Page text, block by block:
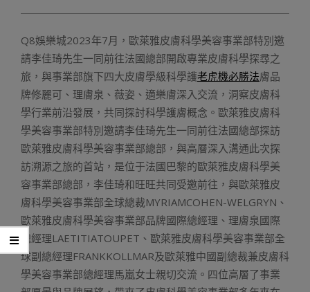
Q8娛樂城2023年7月，歐萊雅皮膚科學美容事業部特別邀
請李佳琦先生一同前往法國總部開啟專業皮膚科學探尋之
旅，與事業部旗下四大皮膚學級科學護老虎機必勝法膚品
牌修麗可、理膚泉、薇姿、適樂膚深入交流，洞察皮膚科
學行業前沿發展，共同探討科學護膚概念。歐萊雅皮膚科
學美容事業部特別邀請李佳琦先生一同前往法國總部探訪
歐萊雅皮膚科學美容事業部總部，與高層深入溝通此次探
訪溯源之旅的首站，是位于法國巴黎的歐萊雅皮膚科學美
容事業部總部，李佳琦和旺旺共同受邀前往，與歐萊雅皮
膚科學美容事業部全球總裁MYRIAMCOHEN-WELGRYN、
歐萊雅皮膚科學美容事業部品牌國際總經理、理膚泉國際
總經理LAETITIATOUPET、歐萊雅皮膚科學美容事業部全
球副總經理FRANKKOLLMAR及歐萊雅中國副總裁兼皮膚科
學美容事業部總經理馬嵐女士親切交流。四位高層了事業